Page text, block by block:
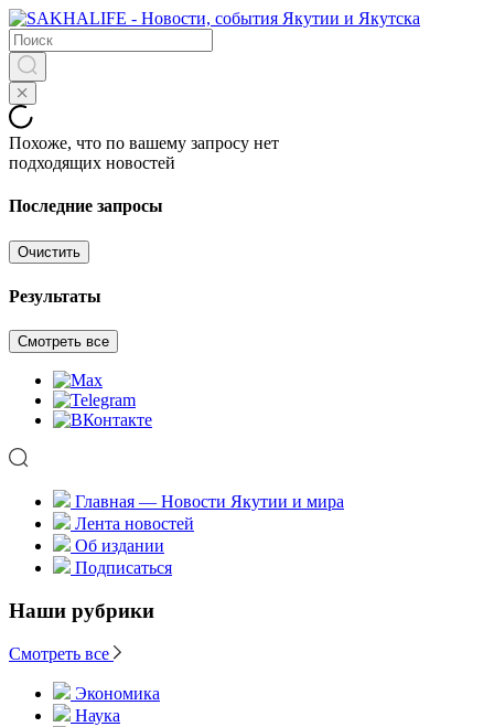
Похоже, что по вашему запросу нет
подходящих новостей
Последние запросы
Очистить
Результаты
Смотреть все
Главная — Новости Якутии и мира
Лента новостей
Об издании
Подписаться
Наши рубрики
Смотреть все
Экономика
Наука